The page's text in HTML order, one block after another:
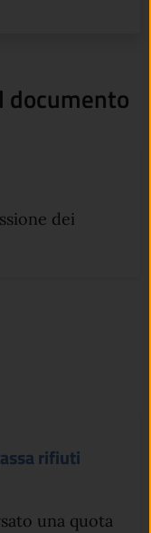
documento
dei
rifiuti
una quota